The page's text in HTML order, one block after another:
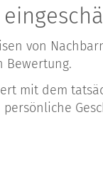
von
Bewertung.
mit dem